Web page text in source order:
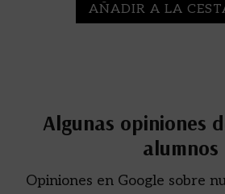
AÑADIR A LA
Algunas opiniones
alumnos
Opiniones en Google sobre